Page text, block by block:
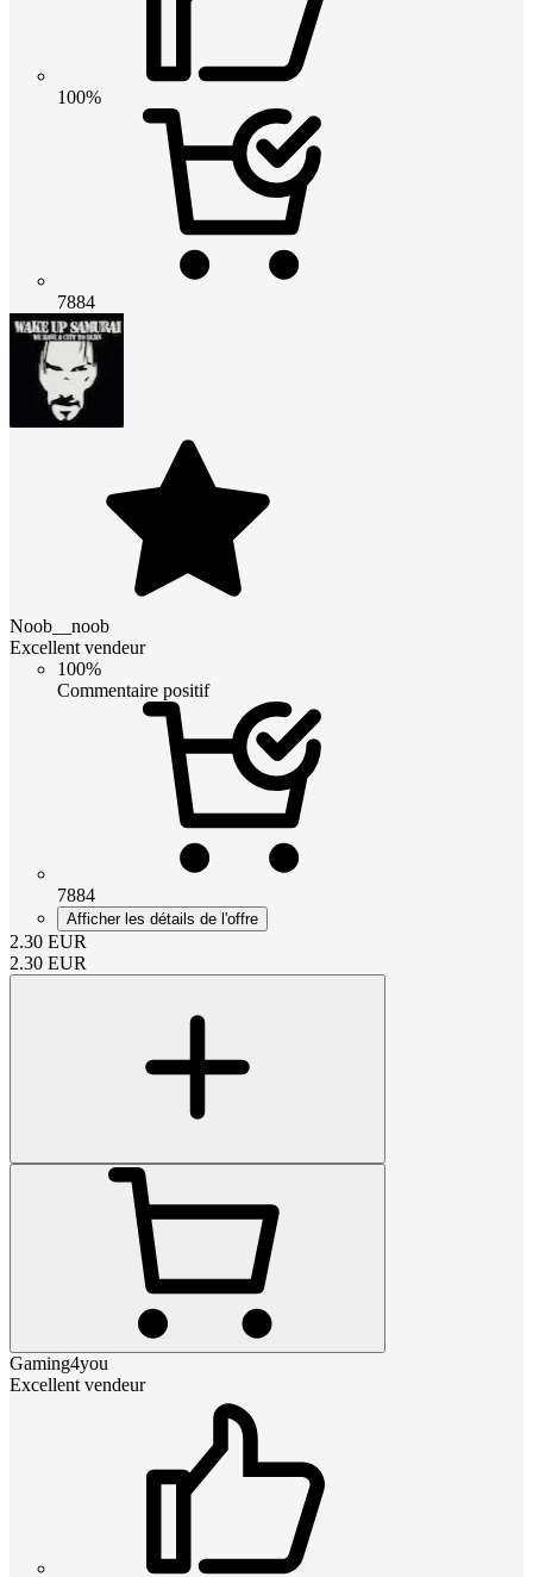
100%
7884
Noob__noob
Excellent vendeur
100%
Commentaire positif
7884
Afficher les détails de l'offre
2.30 EUR
2.30 EUR
Gaming4you
Excellent vendeur